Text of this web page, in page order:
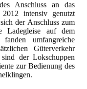
Anschluss an das
intensiv genutzt
der Anschluss zum
Ladegleise auf dem
umfangreiche
Güterverkehr
der Lokschuppen
zur Bedienung des